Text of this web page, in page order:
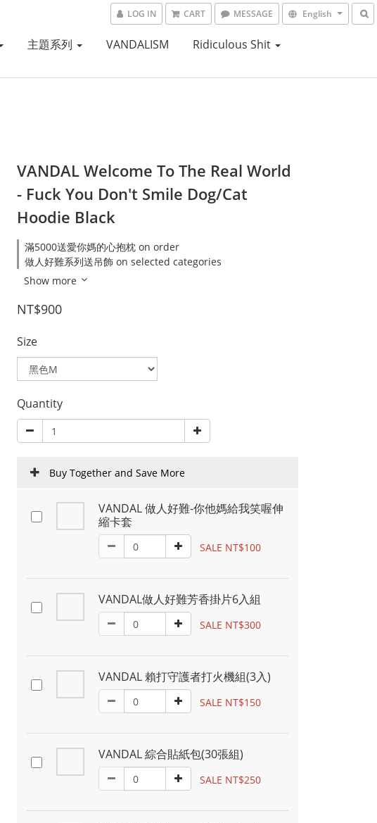
LOG IN CART MESSAGE English
主題系列 VANDALISM Ridiculous Shit
VANDAL Welcome To The Real World
- Fuck You Don't Smile Dog/Cat
Hoodie Black
滿5000送愛你媽的心抱枕 on order
做人好難系列送吊飾 on selected categories
Show more
NT$900
Size
Quantity
Buy Together and Save More
VANDAL 做人好難-你他媽給我笑喔伸
縮卡套
SALE NT$100
VANDAL做人好難芳香掛片6入組
SALE NT$300
VANDAL 賴打守護者打火機組(3入)
SALE NT$150
VANDAL 綜合貼紙包(30張組)
SALE NT$250